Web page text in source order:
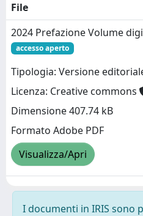
File
2024 Prefazione Volume
accesso aperto
Tipologia: Versione
Licenza: Creative commons
Dimensione 407.74 kB
Formato Adobe PDF
Visualizza/Apri
I documenti in IRIS sono